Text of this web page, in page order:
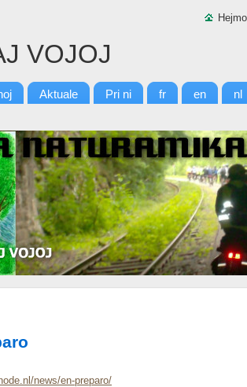
Hejmo
VOJOJ
Aktuale Pri ni fr en nl
news/en-preparo/